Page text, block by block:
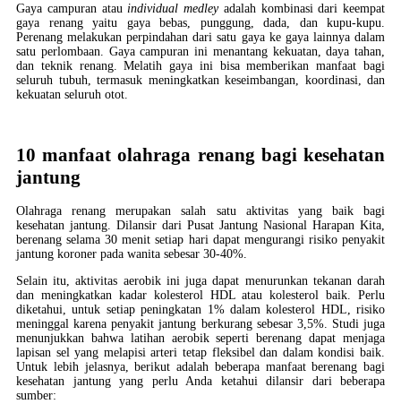
Gaya campuran atau individual medleyadalah kombinasi dari keempat
gaya renang yaitu gaya bebas, punggung, dada, dan kupu-kupu.
Perenang melakukan perpindahan dari satu gaya ke gaya lainnya dalam
satu perlombaan. Gaya campuran ini menantang kekuatan, daya tahan,
dan teknik renang. Melatih gaya ini bisa memberikan manfaat bagi
seluruh tubuh, termasuk meningkatkan keseimbangan, koordinasi, dan
kekuatan seluruh otot.
10 manfaat olahraga renang bagi kesehatan
jantung
Olahraga renang merupakan salah satu aktivitas yang baik bagi
kesehatan jantung. Dilansir dari Pusat Jantung Nasional Harapan Kita,
berenang selama 30 menit setiap hari dapat mengurangi risiko penyakit
jantung koroner pada wanita sebesar 30-40%.
Selain itu, aktivitas aerobik ini juga dapat menurunkan tekanan darah
dan meningkatkan kadar kolesterol HDL atau kolesterol baik. Perlu
diketahui, untuk setiap peningkatan 1% dalam kolesterol HDL, risiko
meninggal karena penyakit jantung berkurang sebesar 3,5%. Studi juga
menunjukkan bahwa latihan aerobik seperti berenang dapat menjaga
lapisan sel yang melapisi arteri tetap fleksibel dan dalam kondisi baik.
Untuk lebih jelasnya, berikut adalah beberapa manfaat berenang bagi
kesehatan jantung yang perlu Anda ketahui dilansir dari beberapa
sumber: